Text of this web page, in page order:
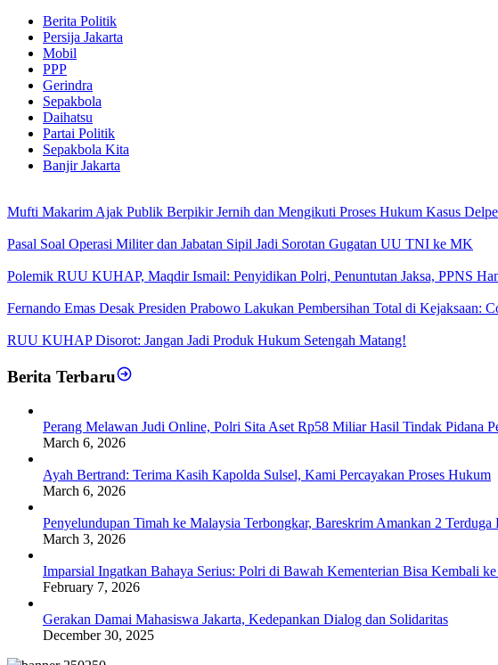
Berita Politik
Persija Jakarta
Mobil
PPP
Gerindra
Sepakbola
Daihatsu
Partai Politik
Sepakbola Kita
Banjir Jakarta
Mufti Makarim Ajak Publik Berpikir Jernih dan Mengikuti Proses Hukum Kasus
Pasal Soal Operasi Militer dan Jabatan Sipil Jadi Sorotan Gugatan UU TNI ke MK
Polemik RUU KUHAP, Maqdir Ismail: Penyidikan Polri, Penuntutan Jaksa, PPNS
Fernando Emas Desak Presiden Prabowo Lakukan Pembersihan Total di Kejaksaan:
RUU KUHAP Disorot: Jangan Jadi Produk Hukum Setengah Matang!
Berita Terbaru
Perang Melawan Judi Online, Polri Sita Aset Rp58 Miliar Hasil Tindak Pidana
March 6, 2026
Ayah Bertrand: Terima Kasih Kapolda Sulsel, Kami Percayakan Proses Hukum
March 6, 2026
Penyelundupan Timah ke Malaysia Terbongkar, Bareskrim Amankan 2 Terduga
March 3, 2026
Imparsial Ingatkan Bahaya Serius: Polri di Bawah Kementerian Bisa Kembali
February 7, 2026
Gerakan Damai Mahasiswa Jakarta, Kedepankan Dialog dan Solidaritas
December 30, 2025